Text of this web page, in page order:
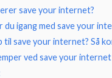
save your internet?
du igang med save your
save your internet? Så
ved save your internet